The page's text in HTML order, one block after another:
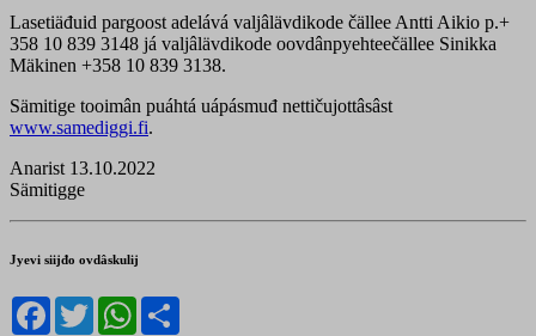
Lasetiäđuid pargoost adelává valjâlävdikode čällee Antti Aikio p.+
358 10 839 3148 já valjâlävdikode oovdânpyehteečällee Sinikka
Mäkinen +358 ‭10 839 3138‬‬.‬‬‬‬
Sämitige tooimân puáhtá uápásmuđ nettičujottâsâst
www.samediggi.fi.
Anarist 13.10.2022
Sämitigge
Jyevi siijđo ovdâskulij
Facebook
TwitterWhatsApp